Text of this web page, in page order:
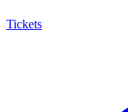
Tickets